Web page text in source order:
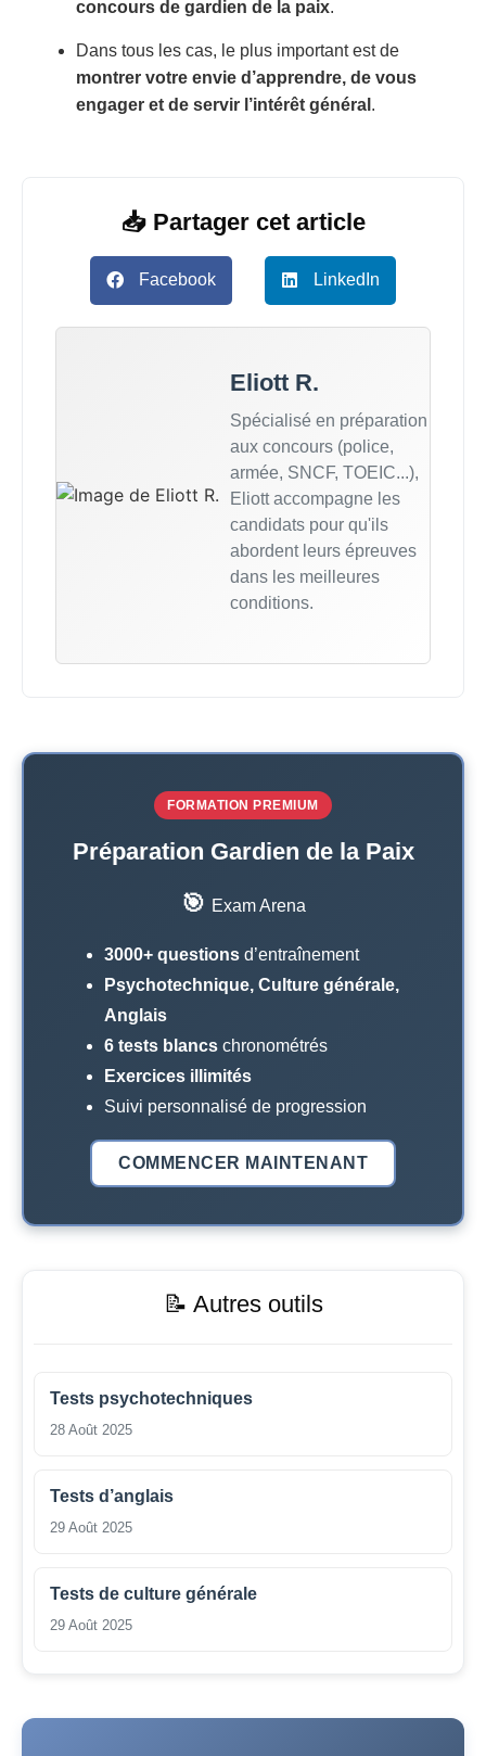
concours de gardien de la paix.
Dans tous les cas, le plus important est de
montrer votre envie d’apprendre, de vous
engager et de servir l’intérêt général .
📥 Partager cet article
Facebook LinkedIn
Eliott R.
Spécialisé en préparation
aux concours (police,
armée, SNCF, TOEIC...),
Eliott accompagne les
candidats pour qu'ils
abordent leurs épreuves
dans les meilleures
conditions.
FORMATION PREMIUM
Préparation Gardien de la Paix
🎯 Exam Arena
3000+ questions d’entraînement
Psychotechnique, Culture générale,
Anglais
6 tests blancs chronométrés
Exercices illimités
Suivi personnalisé de progression
COMMENCER MAINTENANT
📝 Autres outils
Tests psychotechniques
28 Août 2025
Tests d’anglais
29 Août 2025
Tests de culture générale
29 Août 2025